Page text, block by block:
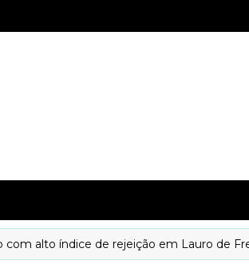
alto índice de rejeição em Lauro de Freitas